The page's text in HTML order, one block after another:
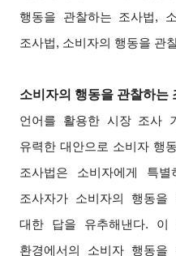
행동을 관찰하는 조사법,
조사법, 소비자의 행동을 관
소비자의 행동을 관찰하는
언어를 활용한 시장 조사
유력한 대안으로 소비자 행
조사법은 소비자에게 특
조사자가 소비자의 행동을
대한 답을 유추해낸다.
환경에서의 소비자 행동